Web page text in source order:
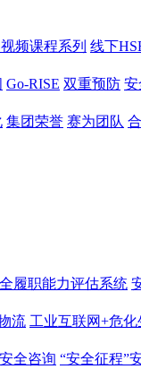
频课程系列 线下
Go-RISE 双重预防 安
集团荣誉 赛为团队
履职能力评估系统
流 工业互联网+危化
全咨询 “安全征程”